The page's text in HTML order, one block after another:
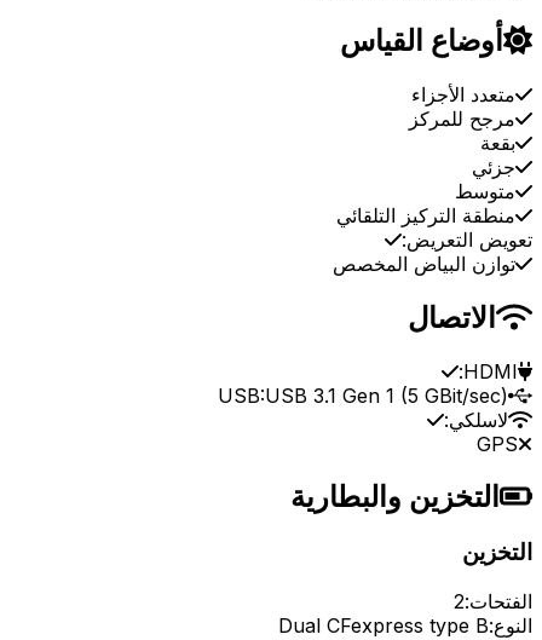
أوضاع القياس
متعدد الأجزاء
مرجح للمركز
بقعة
جزئي
متوسط
منطقة التركيز التلقائي
تعويض التعريض:
توازن البياض المخصص
الاتصال
HDMI:
USB:USB 3.1 Gen 1 (5 GBit/sec)
لاسلكي:
GPS
التخزين والبطارية
التخزين
الفتحات:2
النوع:Dual CFexpress type B